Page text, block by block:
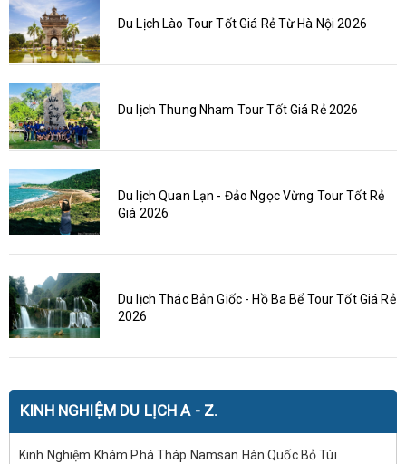
Du Lịch Lào Tour Tốt Giá Rẻ Từ Hà Nội 2026
Du lịch Thung Nham Tour Tốt Giá Rẻ 2026
Du lịch Quan Lạn - Đảo Ngọc Vừng Tour Tốt Rẻ
Giá 2026
Du lịch Thác Bản Giốc - Hồ Ba Bể Tour Tốt Giá Rẻ
2026
KINH NGHIỆM DU LỊCH A - Z.
Kinh Nghiệm Khám Phá Tháp Namsan Hàn Quốc Bỏ Túi